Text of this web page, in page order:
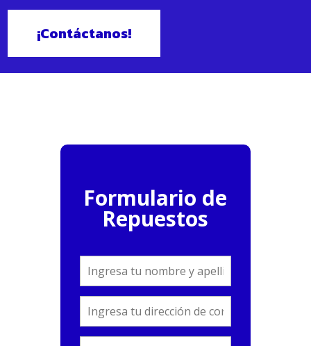
¡Contáctanos!
Formulario de
Repuestos